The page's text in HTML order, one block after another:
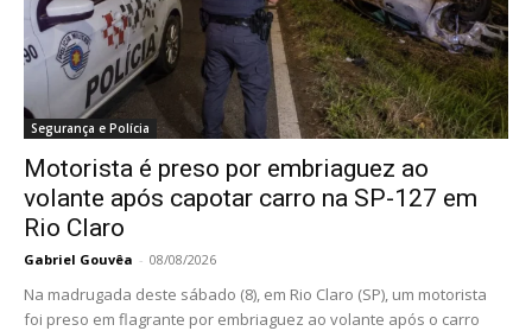
Segurança e Polícia
Motorista é preso por embriaguez ao
volante após capotar carro na SP-127 em
Rio Claro
Gabriel Gouvêa - 08/08/2026
Na madrugada deste sábado (8), em Rio Claro (SP), um motorista
foi preso em flagrante por embriaguez ao volante após o carro